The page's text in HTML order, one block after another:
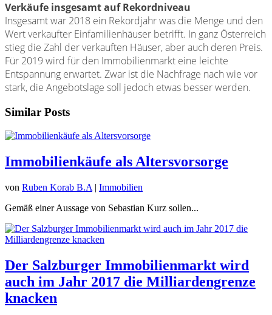
Verkäufe insgesamt auf Rekordniveau
Insgesamt war 2018 ein Rekordjahr was die Menge und den
Wert verkaufter Einfamilienhäuser betrifft. In ganz Österreich
stieg die Zahl der verkauften Häuser, aber auch deren Preis.
Für 2019 wird für den Immobilienmarkt eine leichte
Entspannung erwartet. Zwar ist die Nachfrage nach wie vor
stark, die Angebotslage soll jedoch etwas besser werden.
Similar Posts
Immobilienkäufe als Altersvorsorge
von Ruben Korab B.A | Immobilien
Gemäß einer Aussage von Sebastian Kurz sollen...
Der Salzburger Immobilienmarkt wird
auch im Jahr 2017 die Milliardengrenze
knacken